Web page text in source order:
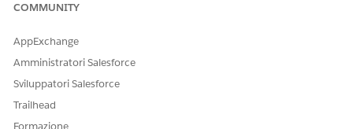
Immettere un'etichetta.
Specificare il Nome oggetto, ad esempio Evento.
Specificare il nome del tipo di record, ad esempio
ClientAssociateEvent.
COMMUNITY
AppExchange
Amministratori Salesforce
Sviluppatori Salesforce
Trailhead
Formazione